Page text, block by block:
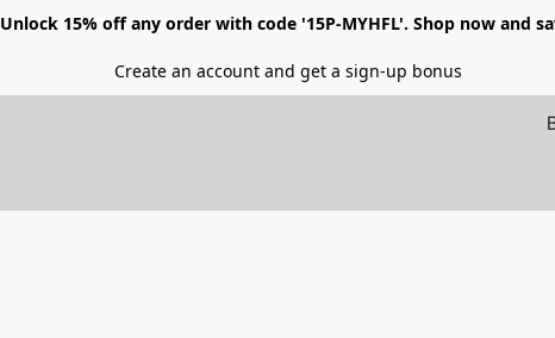
Unlock 15% off any order with code '15P-MYHFL'. Shop now and
Create an account and get a sign-up bonus